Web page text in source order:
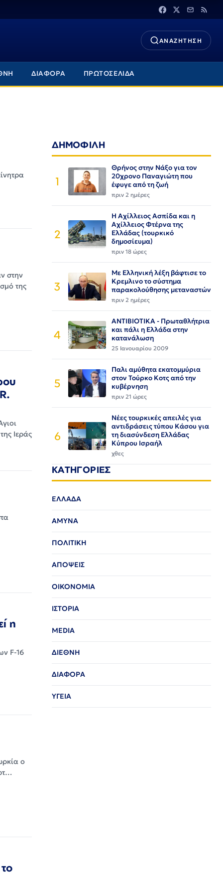
ΑΝΑΖΗΤΗΣΗ
ΔΙΑΦΟΡΑ ΠΡΩΤΟΣΕΛΙΔΑ
στην
της
Ιεράς
η
F-16
ο
ΔΗΜΟΦΙΛΗ
1
Θρήνος στην Νάξο για τον
20χρονο Παναγιώτη που
έφυγε από τη ζωή
πριν 2 ημέρες
2
Η Αχίλλειος Ασπίδα και η
Αχίλλειος Φτέρνα της
Ελλάδας (τουρκικό
δημοσίευμα)
πριν 18 ώρες
3
Με Ελληνική λέξη βάφτισε το
Κρεμλινο το σύστημα
παρακολούθησης μεταναστών
πριν 2 ημέρες
4
ΑΝΤΙΒΙΟΤΙΚΑ - Πρωταθλήτρια
και πάλι η Ελλάδα στην
κατανάλωση
25 Ιανουαρίου 2009
5
Παλι αμύθητα εκατομμύρια
στον Τούρκο Κοτς από την
κυβέρνηση
πριν 21 ώρες
6
Νέες τουρκικές απειλές για
αντιδράσεις τύπου Κάσου για
τη διασύνδεση Ελλάδας
Κύπρου Ισραήλ
χθες
ΚΑΤΗΓΟΡΙΕΣ
ΕΛΛΑΔΑ
ΑΜΥΝΑ
ΠΟΛΙΤΙΚΗ
ΑΠΟΨΕΙΣ
ΟΙΚΟΝΟΜΙΑ
ΙΣΤΟΡΙΑ
MEDIA
ΔΙΕΘΝΗ
ΔΙΑΦΟΡΑ
ΥΓΕΙΑ